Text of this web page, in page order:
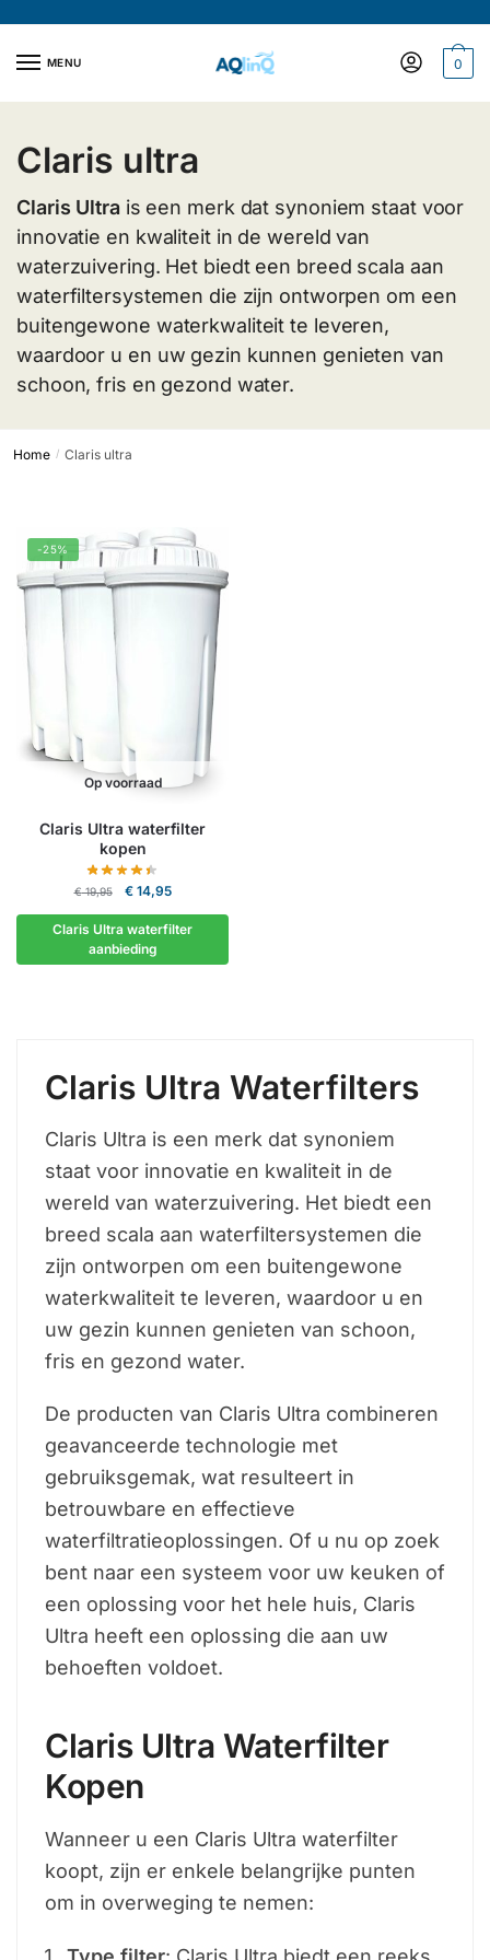
navigatie
inhoudMENU 0
Claris ultra
Claris Ultrais een merk dat synoniem staat voor
innovatie en kwaliteit in de wereld van
waterzuivering. Het biedt een breed scala aan
waterfiltersystemen die zijn ontworpen om een
buitengewone waterkwaliteit te leveren,
waardoor u en uw gezin kunnen genieten van
schoon, fris en gezond water.
Home / Claris ultra
-25%
Op voorraad
Claris Ultra waterfilter
kopen
€19,95
Oorspronkelijke
prijs
was:
€ 19,95.
€14,95Huidige
prijs
is:
Claris Ultra waterfilter
aanbieding
Claris Ultra Waterfilters
Claris Ultra is een merk dat synoniem
staat voor innovatie en kwaliteit in de
wereld van waterzuivering. Het biedt een
breed scala aan waterfiltersystemen die
zijn ontworpen om een buitengewone
waterkwaliteit te leveren, waardoor u en
uw gezin kunnen genieten van schoon,
fris en gezond water.
De producten van Claris Ultra combineren
geavanceerde technologie met
gebruiksgemak, wat resulteert in
betrouwbare en effectieve
waterfiltratieoplossingen. Of u nu op zoek
bent naar een systeem voor uw keuken of
een oplossing voor het hele huis, Claris
Ultra heeft een oplossing die aan uw
behoeften voldoet.
Claris Ultra Waterfilter
Kopen
Wanneer u een Claris Ultra waterfilter
koopt, zijn er enkele belangrijke punten
om in overweging te nemen: